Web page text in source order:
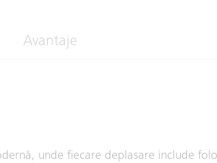
Avantaje
unde fiecare deplasare include